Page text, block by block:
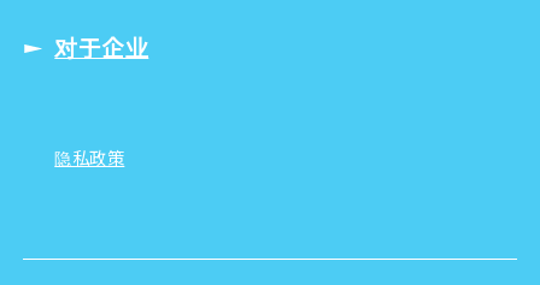
对于企业
隐私政策